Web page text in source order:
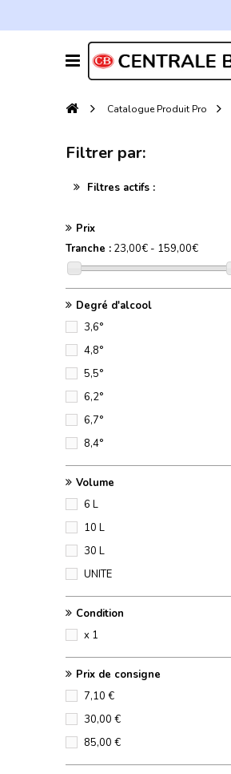
Catalogue Produit Pro
Filtrer par:
Filtres actifs :
Prix
Tranche : 23,00€ - 159,00€
Degré d'alcool
3,6°
4,8°
5,5°
6,2°
6,7°
8,4°
Volume
6 L
10 L
30 L
UNITE
Condition
x 1
Prix de consigne
7,10 €
30,00 €
85,00 €